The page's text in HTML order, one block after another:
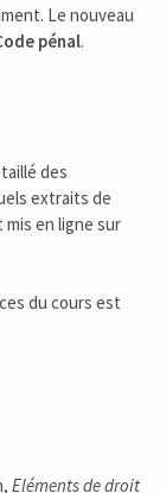
Le nouveau
pénal.
des
extraits de
en ligne sur
du cours est
Eléments de droit